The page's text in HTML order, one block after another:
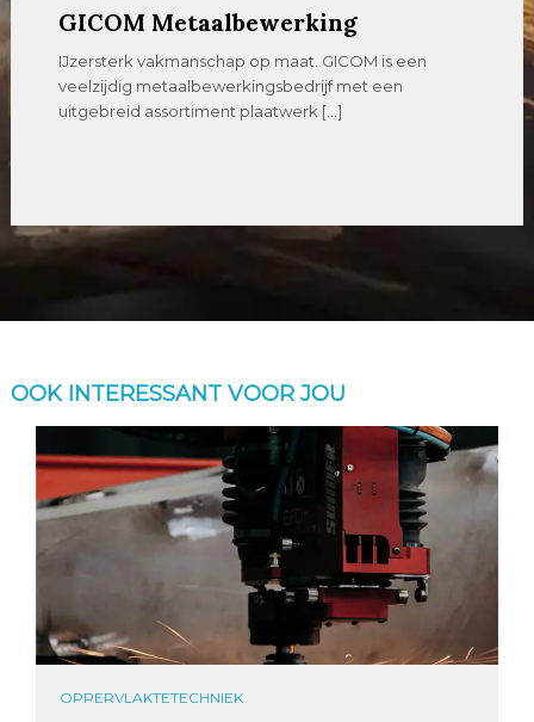
GICOM Metaalbewerking
IJzersterk vakmanschap op maat. GICOM is een
veelzijdig metaalbewerkingsbedrijf met een
uitgebreid assortiment plaatwerk […]
OOK INTERESSANT VOOR JOU
OPPERVLAKTETECHNIEK